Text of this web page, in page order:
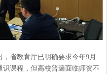
省教育厅已明确要求今年9月
课程，但高校普遍面临师资不